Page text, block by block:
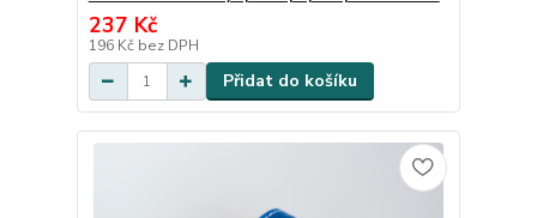
237 Kč
196 Kč bez DPH
Přidat do košíku